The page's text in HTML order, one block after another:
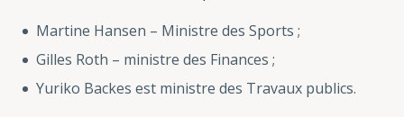
Martine Hansen – Ministre des Sports ;
Gilles Roth – ministre des Finances ;
Yuriko Backes est ministre des Travaux publics.